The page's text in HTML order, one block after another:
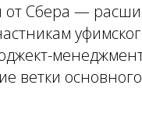
Сбера —
ветки